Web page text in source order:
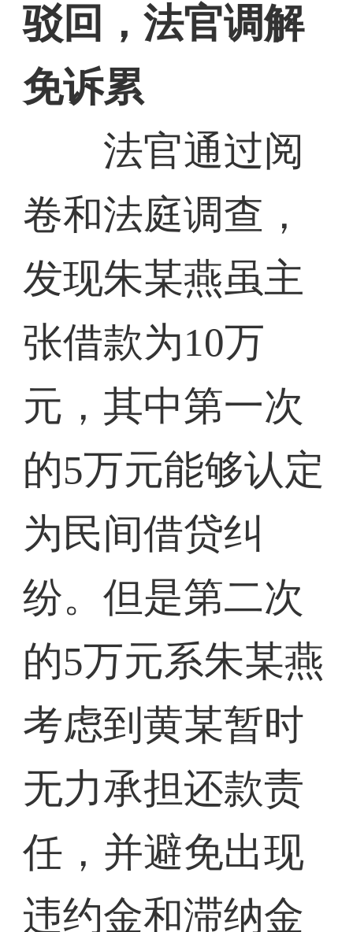
驳回，法官调解
免诉累
法官通过阅
卷和法庭调查，
发现朱某燕虽主
张借款为10万
元，其中第一次
的5万元能够认定
为民间借贷纠
纷。但是第二次
的5万元系朱某燕
考虑到黄某暂时
无力承担还款责
任，并避免出现
违约金和滞纳金